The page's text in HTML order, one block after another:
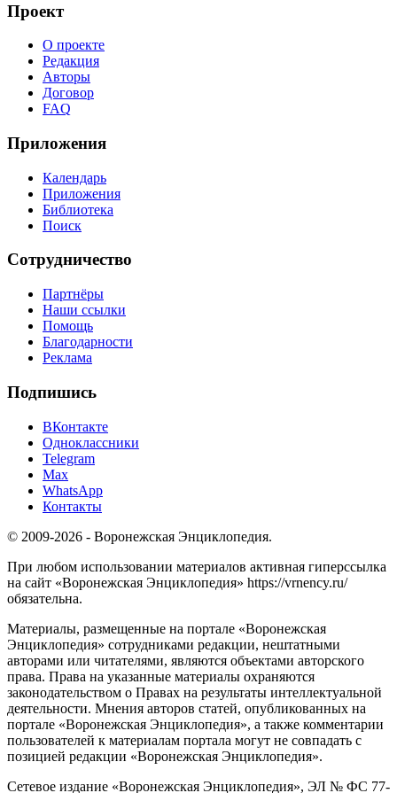
Проект
О проекте
Редакция
Авторы
Договор
FAQ
Приложения
Календарь
Приложения
Библиотека
Поиск
Сотрудничество
Партнёры
Наши ссылки
Помощь
Благодарности
Реклама
Подпишись
ВКонтакте
Одноклассники
Telegram
Max
WhatsApp
Контакты
© 2009-2026 - Воронежская Энциклопедия.
При любом использовании материалов активная гиперссылка
на сайт «Воронежская Энциклопедия» https://vrnency.ru/
обязательна.
Материалы, размещенные на портале «Воронежская
Энциклопедия» сотрудниками редакции, нештатными
авторами или читателями, являются объектами авторского
права. Права на указанные материалы охраняются
законодательством о Правах на результаты интеллектуальной
деятельности. Мнения авторов статей, опубликованных на
портале «Воронежская Энциклопедия», а также комментарии
пользователей к материалам портала могут не совпадать с
позицией редакции «Воронежская Энциклопедия».
Сетевое издание «Воронежская Энциклопедия», ЭЛ № ФС 77-